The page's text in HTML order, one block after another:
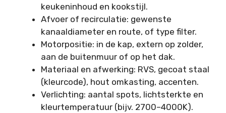
keukeninhoud en kookstijl.
Afvoer of recirculatie: gewenste
kanaaldiameter en route, of type filter.
Motorpositie: in de kap, extern op zolder,
aan de buitenmuur of op het dak.
Materiaal en afwerking: RVS, gecoat staal
(kleurcode), hout omkasting, accenten.
Verlichting: aantal spots, lichtsterkte en
kleurtemperatuur (bijv. 2700–4000K).